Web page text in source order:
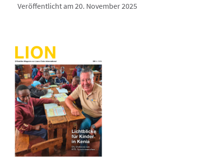
Veröffentlicht am 20. November 2025